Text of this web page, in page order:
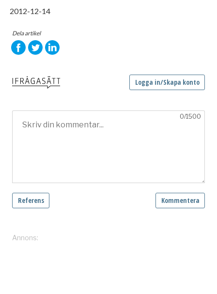
2012-12-14
Dela artikel